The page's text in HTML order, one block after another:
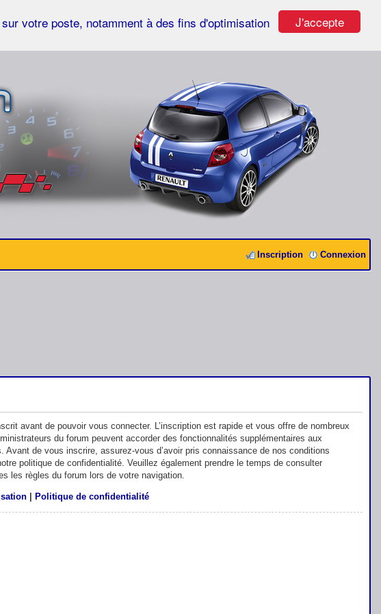
J'accepte
votre poste, notamment à des fins d'optimisation
Connexion
Inscription
avant de pouvoir vous connecter. L’inscription est rapide et vous offre de nombreux
du forum peuvent accorder des fonctionnalités supplémentaires aux
Avant de vous inscrire, assurez-vous d’avoir pris connaissance de nos conditions
politique de confidentialité. Veuillez également prendre le temps de consulter
les règles du forum lors de votre navigation.
| Politique de confidentialité